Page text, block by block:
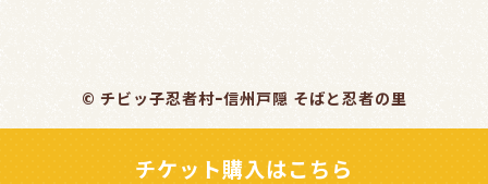
チケット購入はこちら
© チビッ子忍者村ｰ信州戸隠 そばと忍者の里